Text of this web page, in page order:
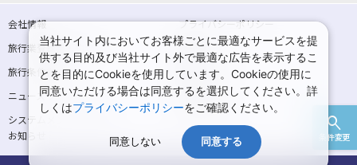
条件変更
埼玉県 千葉県
茨城県 栃木県
北陸
東京都ホテル・旅館 神奈川県ホテル・旅館
埼玉県ホテル・旅館 千葉県ホテル・旅館
茨城県ホテル・旅館 栃木県ホテル・旅館
群馬県ホテル・旅館
層雲峡温泉(北海道)
東北
花巻温泉(岩手) 蔵王温泉(山形)
かみのやま温泉(山形) 鳴子温泉(宮城)
秋保温泉(宮城) 飯坂温泉(福島)
青森旅行・ツアー 岩手旅行・ツアー
宮城旅行・ツアー 秋田旅行・ツアー
山形旅行・ツアー 福島旅行・ツアー
東京旅行・ツアー 神奈川旅行・ツアー
カップル・夫婦旅行 国内版 女子旅 国内版
卒業旅行・学生旅行 国内版
桜・お花見特集
ゴールデンウィーク（GW）の国内
旅行
夏休み・お盆の国内旅行 7月の国内旅行
8月の国内旅行 9月の国内旅行
10月の国内旅行 11月の国内旅行
会社情報
プライバシーポリシー
旅行業登録票・約款
規約集
旅行条件書
商標について
ニュースリリース
採用情報
システムメンテナンスの
お知らせ
当社サイト内においてお客様ごとに最適なサービスを提
供する目的及び当社サイト外で最適な広告を表示するこ
とを目的にCookieを使用しています。Cookieの使用に
同意いただける場合は同意するを選択してください。詳
しくはプライバシーポリシーをご確認ください。
同意しない 同意する